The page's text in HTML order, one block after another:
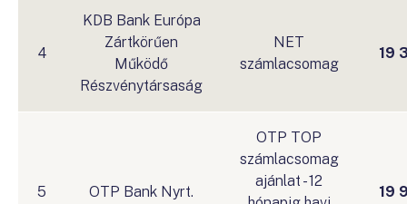
4
KDB Bank Európa
Zártkörűen
Működő
Részvénytársaság
NET
számlacsomag
19
5 OTP Bank Nyrt.
OTP TOP
számlacsomag
ajánlat - 12
19